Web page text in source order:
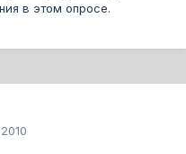
в этом опросе.